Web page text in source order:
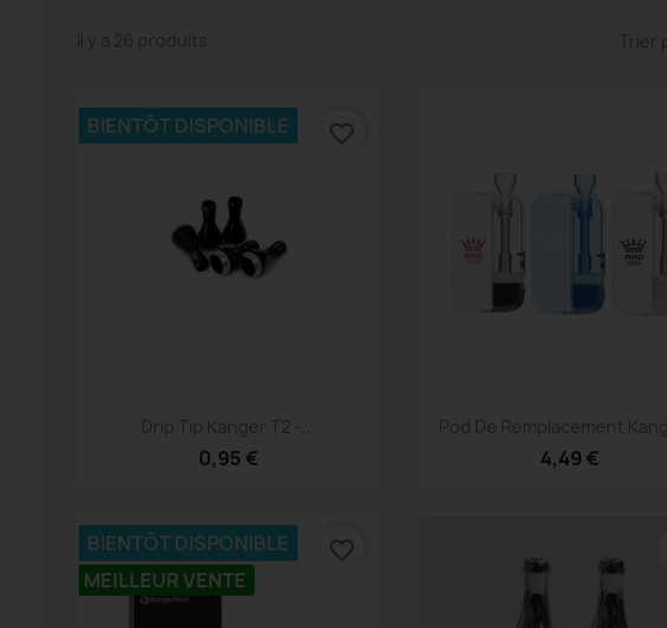
Il y a 26 produits. Trier
 Aperçu rapide
Drip Tip Kanger T2 -...
0,95 €
BIENTÔT DISPONIBLE favorite_border
Aperçu rapide
Pod De Remplacement
4,49 €
MEILLEUR VENTE
BIENTÔT DISPONIBLE favorite_border